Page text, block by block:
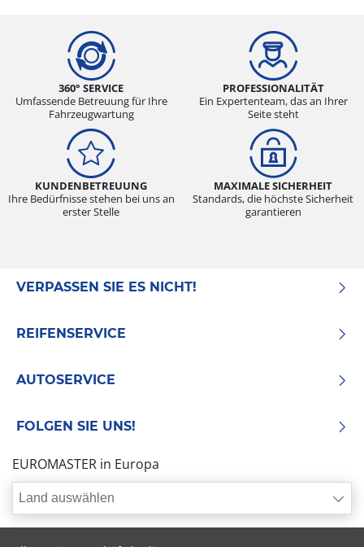
360° SERVICE
Umfassende Betreuung für Ihre
Fahrzeugwartung
PROFESSIONALITÄT
Ein Expertenteam, das an Ihrer
Seite steht
KUNDENBETREUUNG
Ihre Bedürfnisse stehen bei uns an
erster Stelle
MAXIMALE SICHERHEIT
Standards, die höchste Sicherheit
garantieren
VERPASSEN SIE ES NICHT!
REIFENSERVICE
AUTOSERVICE
FOLGEN SIE UNS!
EUROMASTER in Europa
Land auswählen